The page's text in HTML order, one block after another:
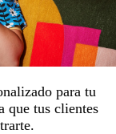
para tu
que tus clientes